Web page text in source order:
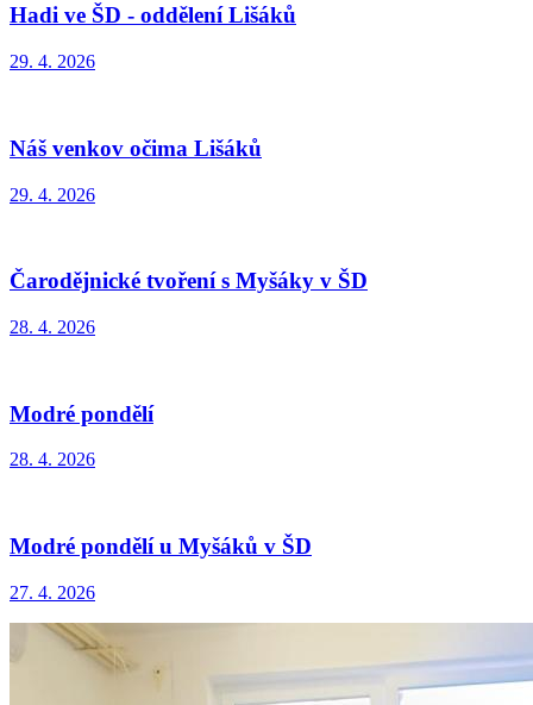
Hadi ve ŠD - oddělení Lišáků
29. 4. 2026
Náš venkov očima Lišáků
29. 4. 2026
Čarodějnické tvoření s Myšáky v ŠD
28. 4. 2026
Modré pondělí
28. 4. 2026
Modré pondělí u Myšáků v ŠD
27. 4. 2026